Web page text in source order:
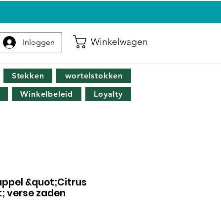
Inloggen Winkelwagen
Stekken
wortelstokken
Winkelbeleid Loyalty
&quot;Citrus
verse zaden